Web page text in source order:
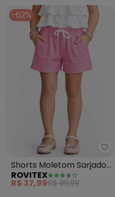
Kids - Shorts Infantil
-62%
Shorts Moletom Sarjado
Feminino Infantil (Rosa)
ROVITEX
R$ 37,99R$ 99,99